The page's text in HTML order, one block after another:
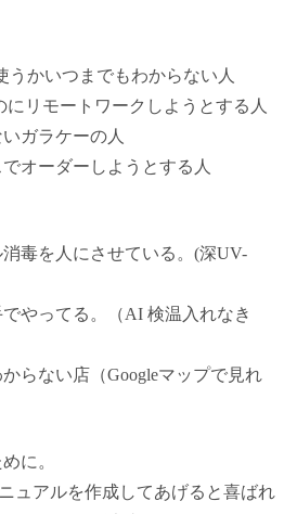
うかいつまでもわからない人
にリモートワークしようとする人
ガラケーの人
オーダーしようとする人
消毒を人にさせている。(深UV-
でやってる。（AI 検温入れなき
らない店（Googleマップで見れ
に。
ュアルを作成してあげると喜ばれ